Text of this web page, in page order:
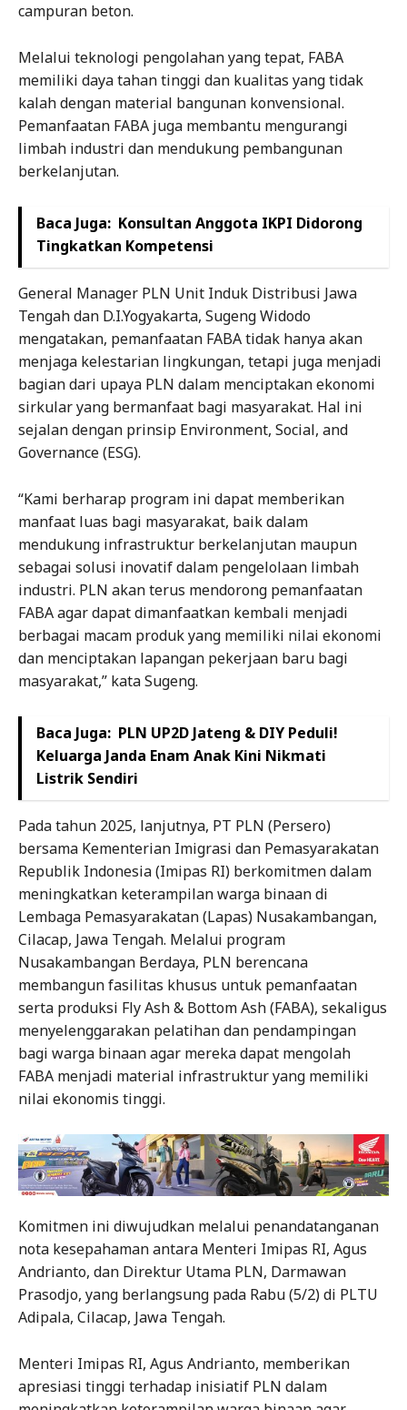
campuran beton.
Melalui teknologi pengolahan yang tepat, FABA
memiliki daya tahan tinggi dan kualitas yang tidak
kalah dengan material bangunan konvensional.
Pemanfaatan FABA juga membantu mengurangi
limbah industri dan mendukung pembangunan
berkelanjutan.
Baca Juga: Konsultan Anggota IKPI Didorong
Tingkatkan Kompetensi
General Manager PLN Unit Induk Distribusi Jawa
Tengah dan D.I.Yogyakarta, Sugeng Widodo
mengatakan, pemanfaatan FABA tidak hanya akan
menjaga kelestarian lingkungan, tetapi juga menjadi
bagian dari upaya PLN dalam menciptakan ekonomi
sirkular yang bermanfaat bagi masyarakat. Hal ini
sejalan dengan prinsip Environment, Social, and
Governance (ESG).
“Kami berharap program ini dapat memberikan
manfaat luas bagi masyarakat, baik dalam
mendukung infrastruktur berkelanjutan maupun
sebagai solusi inovatif dalam pengelolaan limbah
industri. PLN akan terus mendorong pemanfaatan
FABA agar dapat dimanfaatkan kembali menjadi
berbagai macam produk yang memiliki nilai ekonomi
dan menciptakan lapangan pekerjaan baru bagi
masyarakat,” kata Sugeng.
Baca Juga: PLN UP2D Jateng & DIY Peduli!
Keluarga Janda Enam Anak Kini Nikmati
Listrik Sendiri
Pada tahun 2025, lanjutnya, PT PLN (Persero)
bersama Kementerian Imigrasi dan Pemasyarakatan
Republik Indonesia (Imipas RI) berkomitmen dalam
meningkatkan keterampilan warga binaan di
Lembaga Pemasyarakatan (Lapas) Nusakambangan,
Cilacap, Jawa Tengah. Melalui program
Nusakambangan Berdaya, PLN berencana
membangun fasilitas khusus untuk pemanfaatan
serta produksi Fly Ash & Bottom Ash (FABA), sekaligus
menyelenggarakan pelatihan dan pendampingan
bagi warga binaan agar mereka dapat mengolah
FABA menjadi material infrastruktur yang memiliki
nilai ekonomis tinggi.
Komitmen ini diwujudkan melalui penandatanganan
nota kesepahaman antara Menteri Imipas RI, Agus
Andrianto, dan Direktur Utama PLN, Darmawan
Prasodjo, yang berlangsung pada Rabu (5/2) di PLTU
Adipala, Cilacap, Jawa Tengah.
Menteri Imipas RI, Agus Andrianto, memberikan
apresiasi tinggi terhadap inisiatif PLN dalam